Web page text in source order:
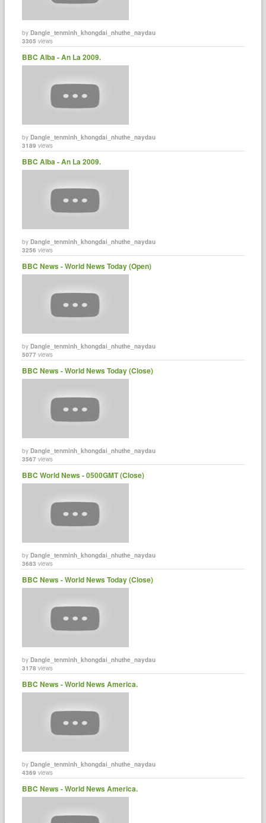
byDangle_tenminh_khongdai_nhuthe_naydau
3305 views
BBC Alba - An La 2009.
byDangle_tenminh_khongdai_nhuthe_naydau
3189 views
BBC Alba - An La 2009.
byDangle_tenminh_khongdai_nhuthe_naydau
3256 views
BBC News - World News Today (Open)
byDangle_tenminh_khongdai_nhuthe_naydau
5077 views
BBC News - World News Today (Close)
byDangle_tenminh_khongdai_nhuthe_naydau
3567 views
BBC World News - 0500GMT (Close)
byDangle_tenminh_khongdai_nhuthe_naydau
3683 views
BBC News - World News Today (Close)
byDangle_tenminh_khongdai_nhuthe_naydau
3178 views
BBC News - World News America.
byDangle_tenminh_khongdai_nhuthe_naydau
4369 views
BBC News - World News America.